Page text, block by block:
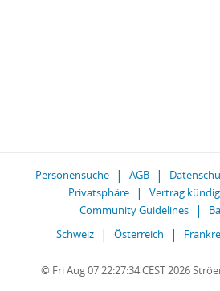
Personensuche AGB
Privatsphäre
Vertrag
Community Guidelines
Schweiz
Österreich
© Fri Aug 07 22:27:34 CEST 2026